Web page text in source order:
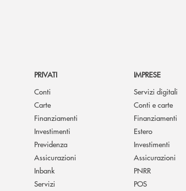
PRIVATI
Conti
Carte
Finanziamenti
Investimenti
Previdenza
Assicurazioni
Inbank
Servizi
IMPRESE
Servizi digitali
Conti e carte
Finanziamenti
Estero
Investimenti
Assicurazioni
PNRR
POS